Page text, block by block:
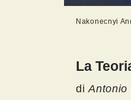
Nakonecnyi
La
diAntonio